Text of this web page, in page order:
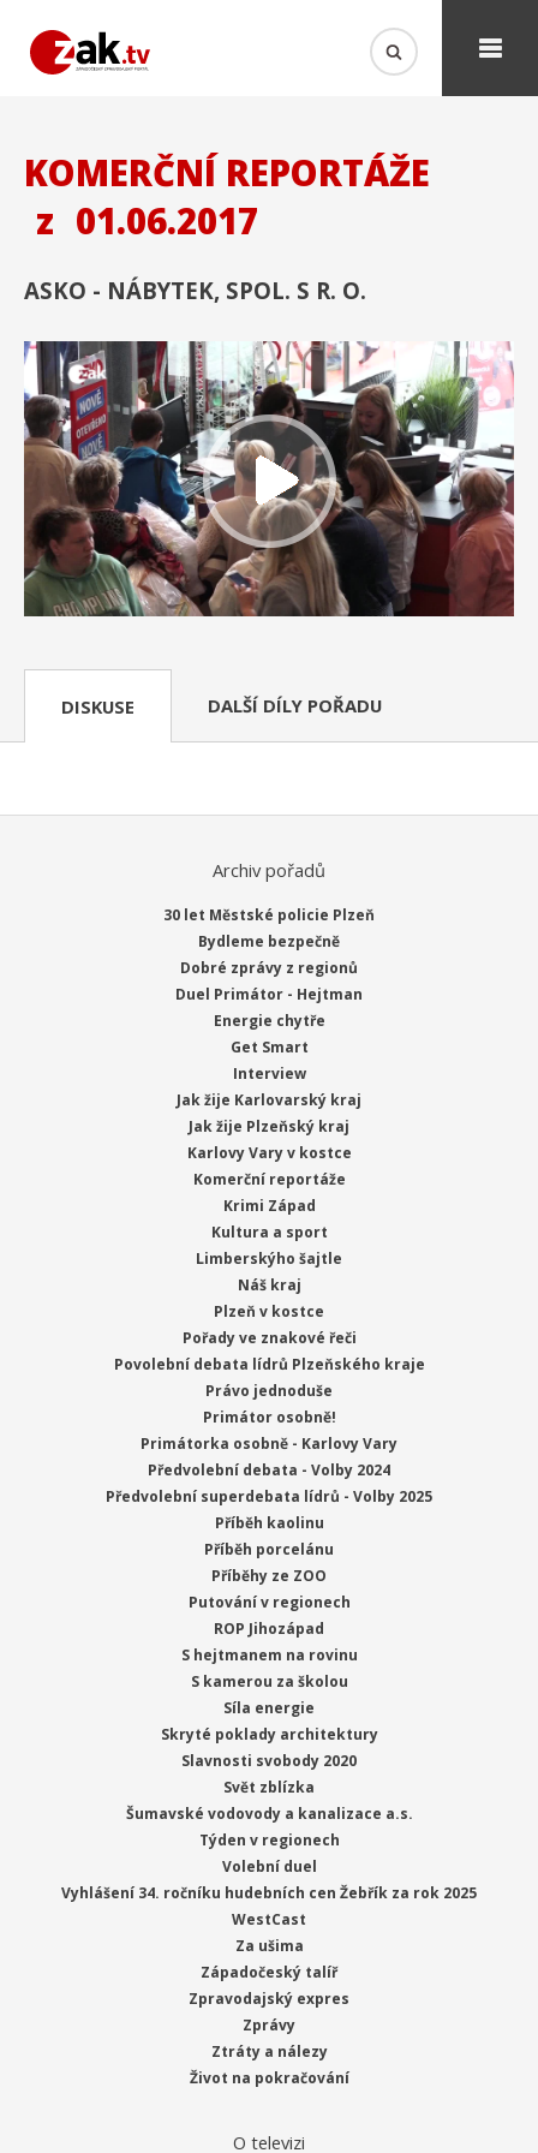
KOMERČNÍ REPORTÁŽE
z 01.06.2017
ASKO - NÁBYTEK, SPOL. S R. O.
DISKUSE DALŠÍ DÍLY POŘADU
Archiv pořadů
30 let Městské policie Plzeň
Bydleme bezpečně
Dobré zprávy z regionů
Duel Primátor - Hejtman
Energie chytře
Get Smart
Interview
Jak žije Karlovarský kraj
Jak žije Plzeňský kraj
Karlovy Vary v kostce
Komerční reportáže
Krimi Západ
Kultura a sport
Limberskýho šajtle
Náš kraj
Plzeň v kostce
Pořady ve znakové řeči
Povolební debata lídrů Plzeňského kraje
Právo jednoduše
Primátor osobně!
Primátorka osobně - Karlovy Vary
Předvolební debata - Volby 2024
Předvolební superdebata lídrů - Volby 2025
Příběh kaolinu
Příběh porcelánu
Příběhy ze ZOO
Putování v regionech
ROP Jihozápad
S hejtmanem na rovinu
S kamerou za školou
Síla energie
Skryté poklady architektury
Slavnosti svobody 2020
Svět zblízka
Šumavské vodovody a kanalizace a.s.
Týden v regionech
Volební duel
Vyhlášení 34. ročníku hudebních cen Žebřík za rok 2025
WestCast
Za ušima
Západočeský talíř
Zpravodajský expres
Zprávy
Ztráty a nálezy
Život na pokračování
O televizi